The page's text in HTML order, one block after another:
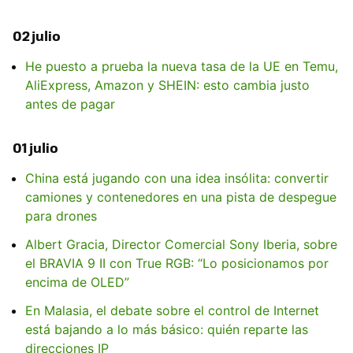
02 julio
He puesto a prueba la nueva tasa de la UE en Temu,
AliExpress, Amazon y SHEIN: esto cambia justo
antes de pagar
01 julio
China está jugando con una idea insólita: convertir
camiones y contenedores en una pista de despegue
para drones
Albert Gracia, Director Comercial Sony Iberia, sobre
el BRAVIA 9 II con True RGB: “Lo posicionamos por
encima de OLED”
En Malasia, el debate sobre el control de Internet
está bajando a lo más básico: quién reparte las
direcciones IP